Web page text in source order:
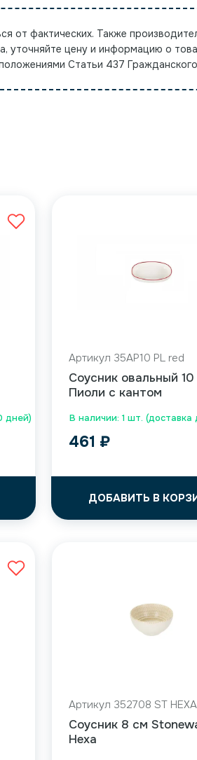
от фактических. Также
уточняйте цену и информацию о
Статьи 437
дней) В наличии: 1 шт. (доставка
Артикул 35AP10 PL red
Соусник овальный
Пиоли с кантом
461 ₽
ДОБАВИТЬ В
Артикул 352708 ST HEXA
Соусник 8 см
Hexa